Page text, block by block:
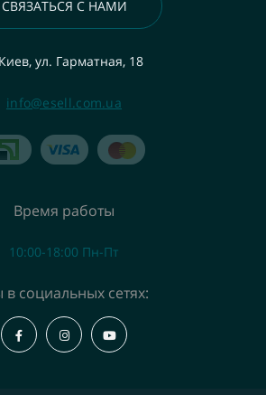
СВЯЗАТЬСЯ С НАМИ
ул. Гарматная, 18
info@esell.com.ua
Время работы
10:00-18:00 Пн-Пт
социальных сетях: